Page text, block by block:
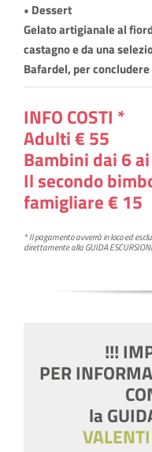
• Dessert
Gelato artigianale al
castagno e da una
Bafardel, per
INFO COSTI *
Adulti € 55
Bambini dai 6
Il secondo
famigliare€ 15
* Il pagamento avverrà in loco ed
direttamente alla GUIDA
!!!
PER
la
VALENTI